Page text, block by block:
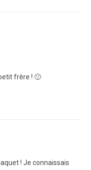
frère ! 🙂
! Je connaissais